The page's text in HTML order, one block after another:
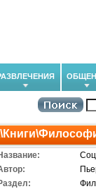
Книги\